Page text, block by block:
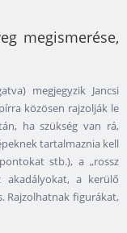
megismerése,
megjegyzik Jancsi
közösen rajzolják le
ha szükség van rá,
tartalmaznia kell
stb.), a „rossz
akadályokat, a kerülő
Rajzolhatnak figurákat,